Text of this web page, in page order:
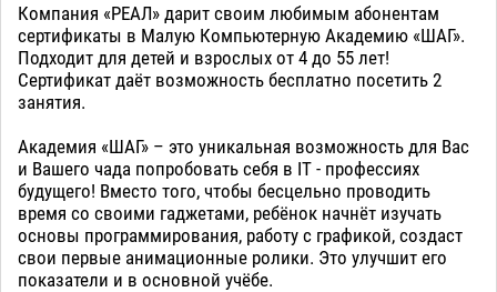
Компания «РЕАЛ» дарит своим любимым абонентам
сертификаты в Малую Компьютерную Академию «ШАГ».
Подходит для детей и взрослых от 4 до 55 лет!
Сертификат даёт возможность бесплатно посетить 2
занятия.
Академия «ШАГ» – это уникальная возможность для Вас
и Вашего чада попробовать себя в IT - профессиях
будущего! Вместо того, чтобы бесцельно проводить
время со своими гаджетами, ребёнок начнёт изучать
основы программирования, работу с графикой, создаст
свои первые анимационные ролики. Это улучшит его
показатели и в основной учёбе.